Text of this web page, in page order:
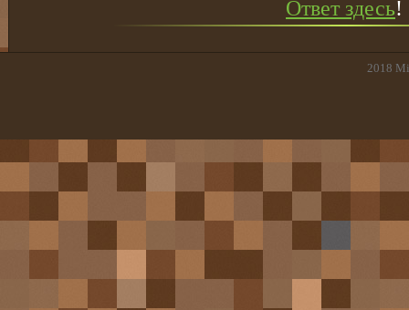
Ответ здесь!
2018